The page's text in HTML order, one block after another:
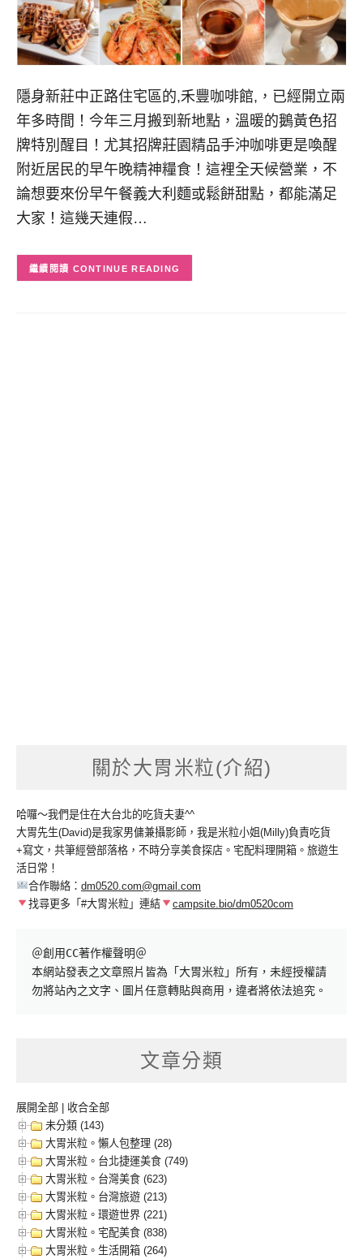
隱身新莊中正路住宅區的,禾豐咖啡館,，已經開立兩
年多時間！今年三月搬到新地點，溫暖的鵝黃色招
牌特別醒目！尤其招牌莊園精品手沖咖啡更是喚醒
附近居民的早午晚精神糧食！這裡全天候營業，不
論想要來份早午餐義大利麵或鬆餅甜點，都能滿足
大家！這幾天連假…
CONTINUE READING
關於大胃米粒(介紹)
哈囉～我們是住在大台北的吃貨夫妻^^
大胃先生(David)是我家男傭兼攝影師，我是米粒小姐(Milly)負責吃貨
+寫文，共筆經營部落格，不時分享美食探店。宅配料理開箱。旅遊生
活日常！
合作聯絡： dm0520.com@gmail.com
找尋更多「#大胃米粒」連結
campsite.bio/dm0520com
＠創用CC著作權聲明＠
本網站發表之文章照片皆為「大胃米粒」所有，未經授權請
勿將站內之文字、圖片任意轉貼與商用，違者將依法追究。
文章分類
展開全部 | 收合全部
未分類 (143)
大胃米粒。懶人包整理 (28)
大胃米粒。台北捷運美食 (749)
大胃米粒。台灣美食 (623)
大胃米粒。台灣旅遊 (213)
大胃米粒。環遊世界 (221)
大胃米粒。宅配美食 (838)
大胃米粒。生活開箱 (264)